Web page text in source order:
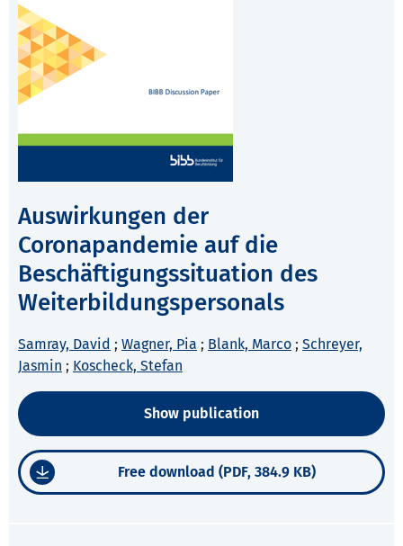
Auswirkungen der
Coronapandemie auf die
Beschäftigungssituation des
Weiterbildungspersonals
Samray, David ; Wagner, Pia ; Blank, Marco ; Schreyer,
Jasmin ; Koscheck, Stefan
Show publication
Free download (PDF, 384.9 KB)